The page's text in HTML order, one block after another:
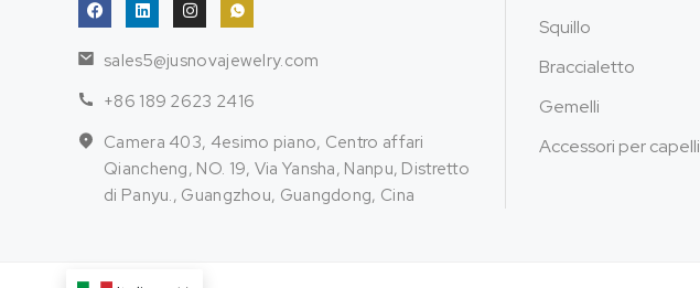
sales5@jusnovajewelry.com
+86 189 2623 2416
Camera 403, 4esimo piano, Centro affari
Qiancheng, NO. 19, Via Yansha, Nanpu, Distretto
di Panyu., Guangzhou, Guangdong, Cina
Squillo
Braccialetto
Gemelli
Accessori per capelli